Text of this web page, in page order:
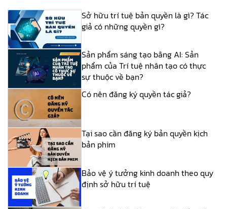
Sở hữu trí tuệ bản quyền là gì? Tác
giả có những quyền gì?
Sản phẩm sáng tạo bằng AI: Sản
phẩm của Trí tuệ nhân tạo có thực
sự thuộc về bạn?
Có nên đăng ký quyền tác giả?
Tại sao cần đăng ký bản quyền kịch
bản phim
Bảo vệ ý tưởng kinh doanh theo quy
định sở hữu trí tuệ